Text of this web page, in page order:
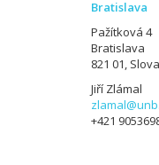
Bratislava
Pažítková 4
Bratislava
821 01,
Jiří Zlámal
+421